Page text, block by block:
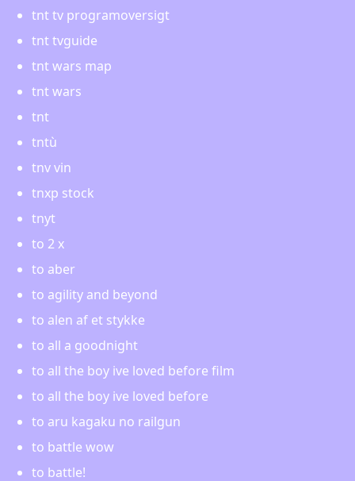
tnt tv programoversigt
tnt tvguide
tnt wars map
tnt wars
tnt
tntù
tnv vin
tnxp stock
tnyt
to 2 x
to aber
to agility and beyond
to alen af et stykke
to all a goodnight
to all the boy ive loved before film
to all the boy ive loved before
to aru kagaku no railgun
to battle wow
to battle!